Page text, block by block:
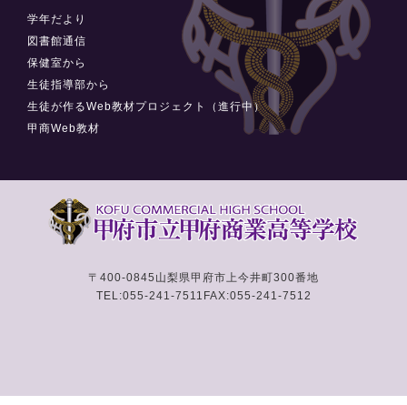
学年だより
図書館通信
保健室から
生徒指導部から
生徒が作るWeb教材プロジェクト（進行中）
甲商Web教材
〒400-0845 山梨県甲府市上今井町300番地
TEL:055-241-7511 FAX:055-241-7512